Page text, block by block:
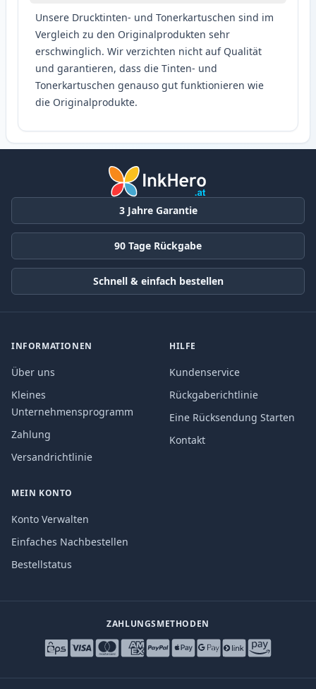
Unsere Drucktinten- und Tonerkartuschen sind im
Vergleich zu den Originalprodukten sehr
erschwinglich. Wir verzichten nicht auf Qualität
und garantieren, dass die Tinten- und
Tonerkartuschen genauso gut funktionieren wie
die Originalprodukte.
3 Jahre Garantie
90 Tage Rückgabe
Schnell & einfach bestellen
INFORMATIONEN
Über uns
Kleines
Unternehmensprogramm
Zahlung
Versandrichtlinie
HILFE
Kundenservice
Rückgaberichtlinie
Eine Rücksendung Starten
Kontakt
MEIN KONTO
Konto Verwalten
Einfaches Nachbestellen
Bestellstatus
ZAHLUNGSMETHODEN